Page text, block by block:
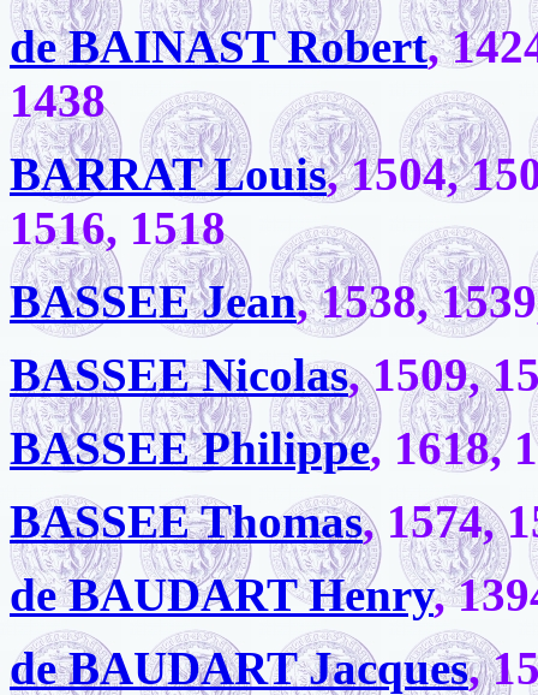
de BAINAST Robert,
1438
BARRAT Louis, 1504,
1516, 1518
BASSEE Jean, 1538,
BASSEE Nicolas, 1509,
BASSEE Philippe, 1618,
BASSEE Thomas, 1574,
de BAUDART Henry,
de BAUDART Jacques,